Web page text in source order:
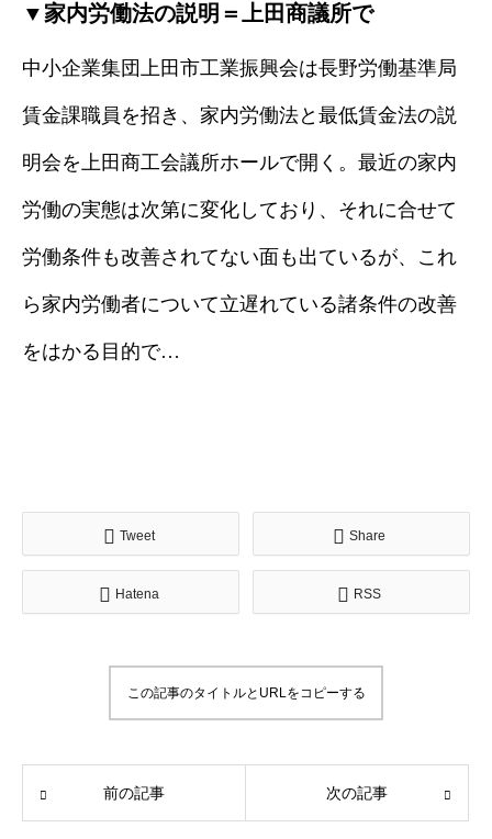
▼家内労働法の説明＝上田商議所で
中小企業集団上田市工業振興会は長野労働基準局
賃金課職員を招き、家内労働法と最低賃金法の説
明会を上田商工会議所ホールで開く。最近の家内
労働の実態は次第に変化しており、それに合せて
労働条件も改善されてない面も出ているが、これ
ら家内労働者について立遅れている諸条件の改善
をはかる目的で…
Tweet Share
Hatena RSS
この記事のタイトルとURLをコピーする
前の記事 次の記事